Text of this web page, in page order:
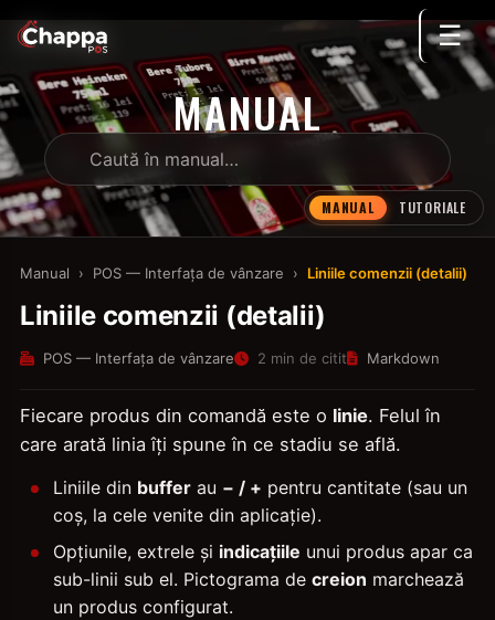
☰
MANUAL
MANUAL TUTORIALE
Manual › POS — Interfața de vânzare › Liniile comenzii (detalii)
Liniile comenzii (detalii)
POS — Interfața de vânzare 2 min de citit Markdown
Fiecare produs din comandă este o linie. Felul în
care arată linia îți spune în ce stadiu se află.
Liniile din buffer au − / + pentru cantitate (sau un
coș, la cele venite din aplicație).
Opțiunile, extrele și indicațiile unui produs apar ca
sub-linii sub el. Pictograma de creion marchează
un produs configurat.